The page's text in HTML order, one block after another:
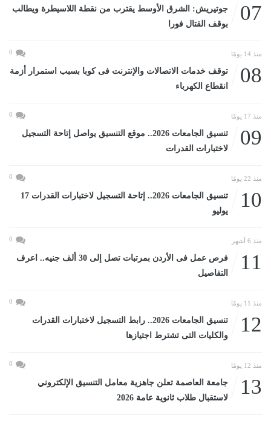
07
جوتيريش: الشرق الأوسط يقترب من نقطة اللاسيطرة ويطالب
بوقف القتال فورا
منذ 14 يومًا 0
08
توقف خدمات الاتصالات والإنترنت فى كوبا بسبب استمرار أزمة
انقطاع الكهرباء
منذ 17 يومًا 0
09
تنسيق الجامعات 2026.. موقع التنسيق يواصل إتاحة التسجيل
لاختبارات القدرات
منذ 22 يومًا 0
10
تنسيق الجامعات 2026.. إتاحة التسجيل لاختبارات القدرات 17
يوليو
منذ 6 أشهر 0
11
فرص عمل فى الأردن بمرتبات تصل إلى 30 ألف جنيه.. اعرف
التفاصيل
منذ 11 يومًا 0
12
تنسيق الجامعات 2026.. رابط التسجيل لاختبارات القدرات
والكليات التى تشترط اجتيازها
منذ 12 يومًا 0
13
جامعة العاصمة تعلن جاهزية معامل التنسيق الإلكتروني
لاستقبال طلاب ثانوية عامة 2026